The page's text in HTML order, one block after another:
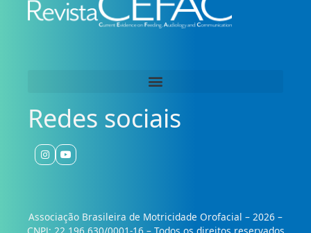
Redes sociais
Associação Brasileira de Motricidade Orofacial – 2026 –